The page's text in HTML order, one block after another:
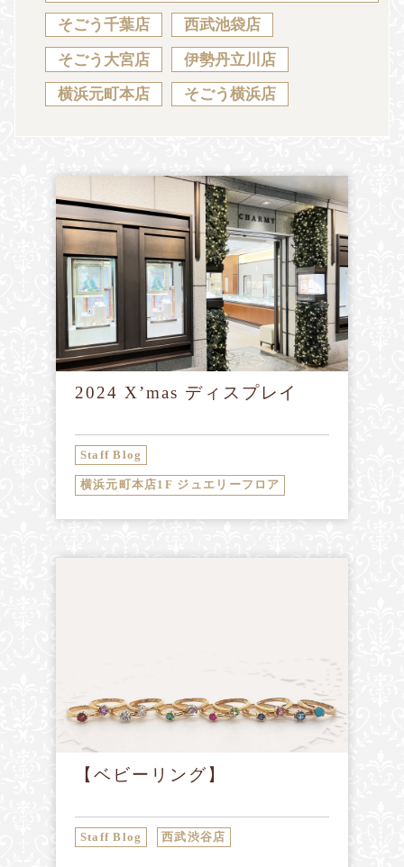
JA EN CH KO
そごう千葉店 西武池袋店
そごう大宮店 伊勢丹立川店
横浜元町本店 そごう横浜店
2024 X’mas ディスプレイ
Staff Blog
横浜元町本店1F ジュエリーフロア
【ベビーリング】
Staff Blog 西武渋谷店